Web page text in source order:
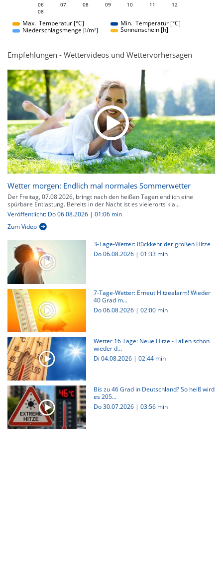
06
06
08
07 08 09 10 11 12
Max. Temperatur [°C]
Min. Temperatur [°C]
Niederschlagsmenge [l/m²]
Sonnenschein [h]
Empfehlungen - Wettervideos und Wettervorhersagen
Wetter morgen: Endlich mal normales Sommerwetter
Der Freitag, 07.08.2026, bringt nach den heißen Tagen endlich eine
spürbare Entlastung. Bereits in der Nacht ist es vielerorts kla...
Veröffentlicht: Do 06.08.2026 | 01:06 min
Zum Video
3-Tage-Wetter: Rückkehr der großen Hitze
Do 06.08.2026 | 01:33 min
7-Tage-Wetter: Erneut Hitzealarm! Wieder
40 Grad m...
Do 06.08.2026 | 02:00 min
Wetter 16 Tage: Neue Hitze - Fallen schon
wieder d...
Di 04.08.2026 | 02:44 min
Bis zu 46 Grad in Deutschland? So heiß wird
es 205...
Do 30.07.2026 | 03:56 min